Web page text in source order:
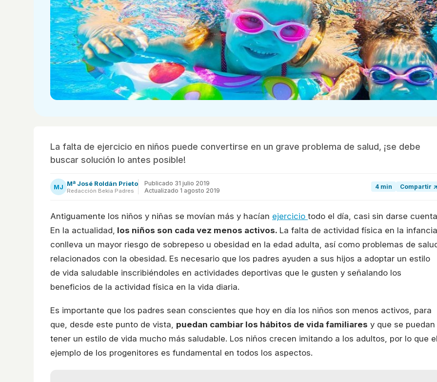
La falta de ejercicio en niños puede convertirse en un grave problema de salud, ¡se debe
buscar solución lo antes posible!
MJ Mª José Roldán Prieto
Redacción Bekia Padres
Publicado 31 julio 2019
Actualizado 1 agosto 2019
4 min Compartir ↗
Antiguamente los niños y niñas se movían más y hacían ejercicio todo el día, casi sin darse
En la actualidad, los niños son cada vez menos activos. La falta de actividad física en la infancia
conlleva un mayor riesgo de sobrepeso u obesidad en la edad adulta, así como problemas de
relacionados con la obesidad. Es necesario que los padres ayuden a sus hijos a adoptar un estilo
de vida saludable inscribiéndoles en actividades deportivas que le gusten y señalando los
beneficios de la actividad física en la vida diaria.
Es importante que los padres sean conscientes que hoy en día los niños son menos activos, para
que, desde este punto de vista, puedan cambiar los hábitos de vida familiares y que se puedan
tener un estilo de vida mucho más saludable. Los niños crecen imitando a los adultos, por lo que
ejemplo de los progenitores es fundamental en todos los aspectos.